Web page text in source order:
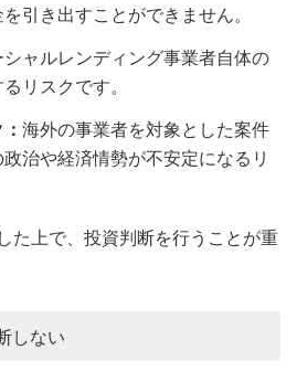
引き出すことができません。
シャルレンディング事業者自体の
リスクです。
海外の事業者を対象とした案件
治や経済情勢が不安定になるリ
た上で、投資判断を行うことが重
しない